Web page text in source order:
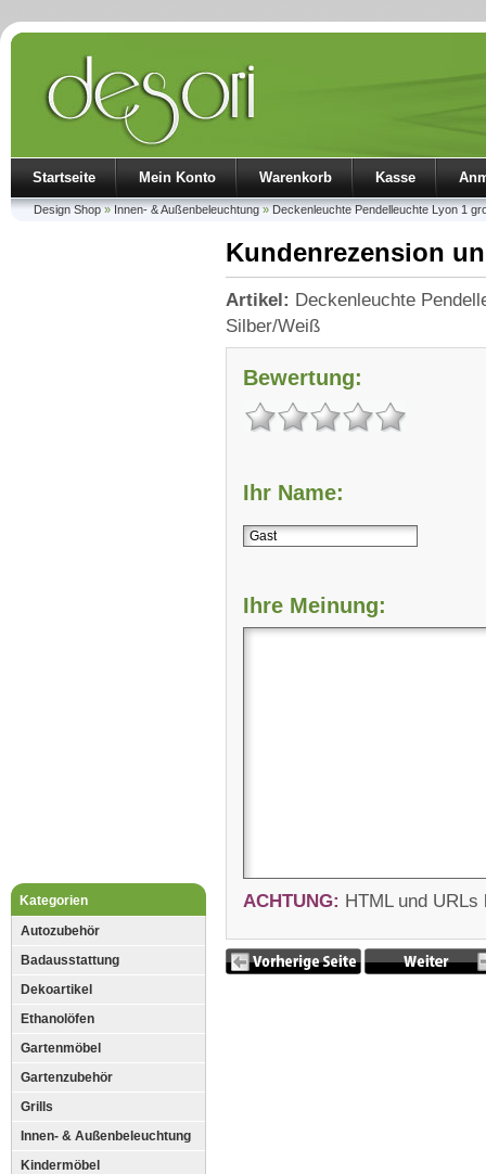
Startseite Mein Konto Warenkorb Kasse
Design Shop»Innen- & Außenbeleuchtung»Deckenleuchte Pendelleuchte Lyon 1
Kategorien
Autozubehör
Badausstattung
Dekoartikel
Ethanolöfen
Gartenmöbel
Gartenzubehör
Grills
Innen- & Außenbeleuchtung
Kindermöbel
Kundenrezension
Artikel: Deckenleuchte
Silber/Weiß
Bewertung:
Ihr Name:
Ihre Meinung:
ACHTUNG: HTML und